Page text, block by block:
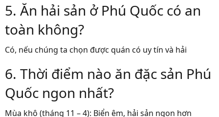
5. Ăn hải sản ở Phú Quốc có an
toàn không?
Có, nếu chúng ta chọn được quán có uy tín và hải
6. Thời điểm nào ăn đặc sản Phú
Quốc ngon nhất?
Mùa khô (tháng 11 – 4): Biển êm, hải sản ngon hơn